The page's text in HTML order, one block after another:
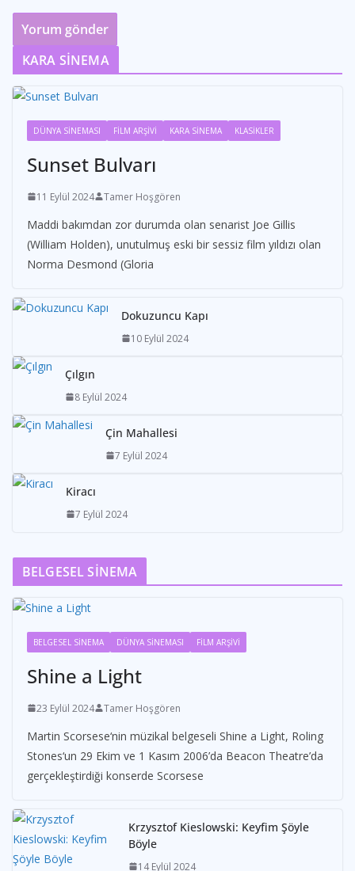
KARA SİNEMA
DÜNYA SİNEMASI FİLM ARŞİVİ KARA SİNEMA KLASİKLER
Sunset Bulvarı
11 Eylül 2024 Tamer Hoşgören
Maddi bakımdan zor durumda olan senarist Joe Gillis
(William Holden), unutulmuş eski bir sessiz film yıldızı olan
Norma Desmond (Gloria
Dokuzuncu Kapı
10 Eylül 2024
Çılgın
8 Eylül 2024
Çin Mahallesi
7 Eylül 2024
Kiracı
7 Eylül 2024
BELGESEL SİNEMA
BELGESEL SİNEMA DÜNYA SİNEMASI FİLM ARŞİVİ
Shine a Light
23 Eylül 2024 Tamer Hoşgören
Martin Scorsese‘nin müzikal belgeseli Shine a Light, Roling
Stones‘un 29 Ekim ve 1 Kasım 2006’da Beacon Theatre’da
gerçekleştirdiği konserde Scorsese
Krzysztof Kieslowski: Keyfim Şöyle
Böyle
14 Eylül 2024